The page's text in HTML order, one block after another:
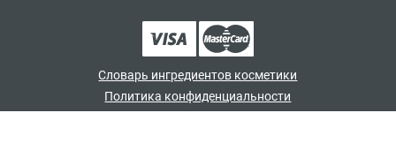
Словарь ингредиентов косметики
Политика конфиденциальности